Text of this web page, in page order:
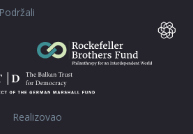
Podržali
Realizovao